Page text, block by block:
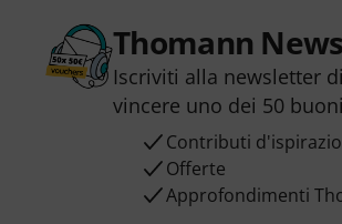
Thomann
Iscriviti alla newsletter
vincere uno dei 50
Contributi
Offerte
Approfondimenti